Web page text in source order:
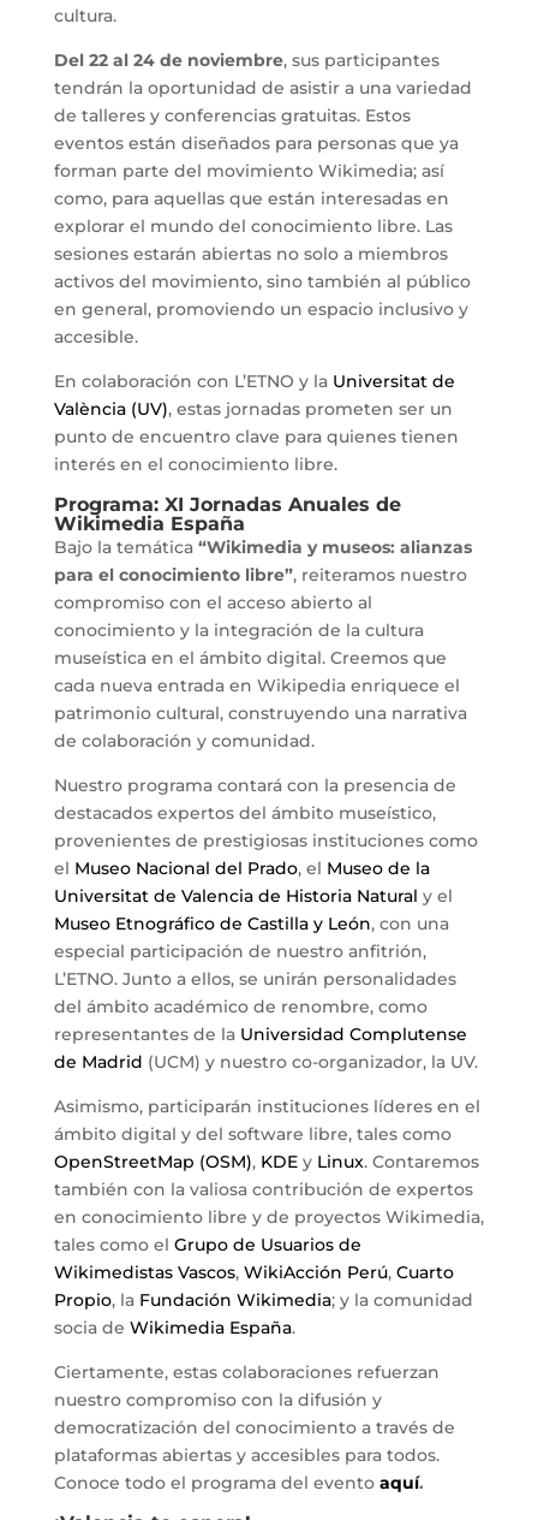
cultura.
Del 22 al 24 de noviembre, sus participantes
tendrán la oportunidad de asistir a una variedad
de talleres y conferencias gratuitas. Estos
eventos están diseñados para personas que ya
forman parte del movimiento Wikimedia; así
como, para aquellas que están interesadas en
explorar el mundo del conocimiento libre. Las
sesiones estarán abiertas no solo a miembros
activos del movimiento, sino también al público
en general, promoviendo un espacio inclusivo y
accesible.
En colaboración con L’ETNO y la Universitat de
València (UV), estas jornadas prometen ser un
punto de encuentro clave para quienes tienen
interés en el conocimiento libre.
Programa: XI Jornadas Anuales de
Wikimedia España
Bajo la temática “Wikimedia y museos: alianzas
para el conocimiento libre”, reiteramos nuestro
compromiso con el acceso abierto al
conocimiento y la integración de la cultura
museística en el ámbito digital. Creemos que
cada nueva entrada en Wikipedia enriquece el
patrimonio cultural, construyendo una narrativa
de colaboración y comunidad.
Nuestro programa contará con la presencia de
destacados expertos del ámbito museístico,
provenientes de prestigiosas instituciones como
el Museo Nacional del Prado, el Museo de la
Universitat de Valencia de Historia Natural y el
Museo Etnográfico de Castilla y León, con una
especial participación de nuestro anfitrión,
L’ETNO. Junto a ellos, se unirán personalidades
del ámbito académico de renombre, como
representantes de la Universidad Complutense
de Madrid (UCM) y nuestro co-organizador, la UV.
Asimismo, participarán instituciones líderes en el
ámbito digital y del software libre, tales como
OpenStreetMap (OSM), KDEy Linux. Contaremos
también con la valiosa contribución de expertos
en conocimiento libre y de proyectos Wikimedia,
tales como el Grupo de Usuarios de
Wikimedistas Vascos, WikiAcción Perú, Cuarto
Propio, la Fundación Wikimedia; y la comunidad
socia de Wikimedia España.
Ciertamente, estas colaboraciones refuerzan
nuestro compromiso con la difusión y
democratización del conocimiento a través de
plataformas abiertas y accesibles para todos.
Conoce todo el programa del evento aquí.